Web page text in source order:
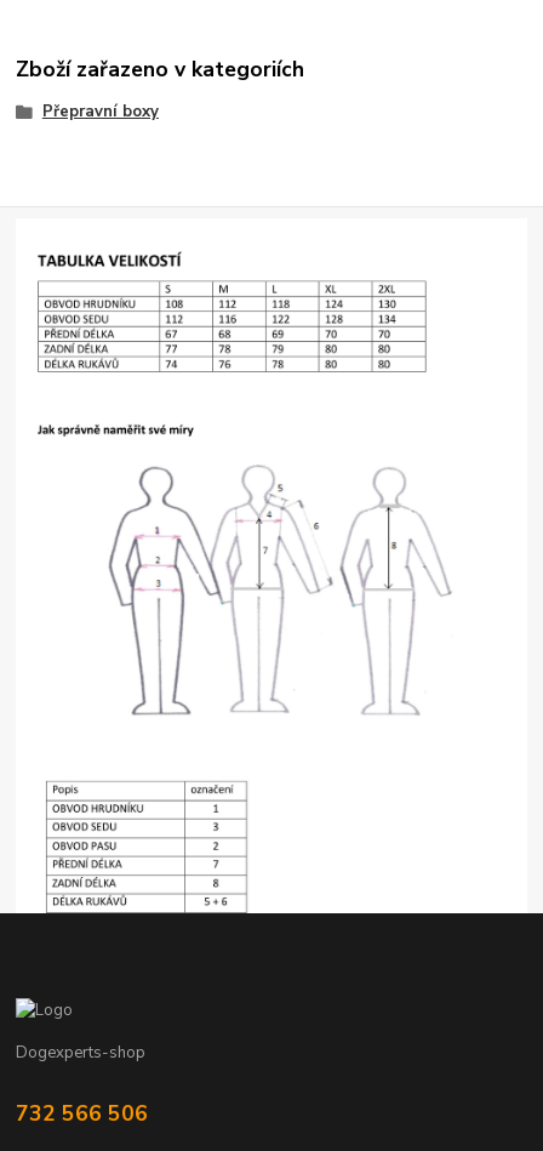
Zboží zařazeno v kategoriích
Přepravní boxy
Dogexperts-shop
732 566 506